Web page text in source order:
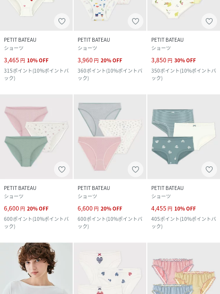
PETIT BATEAU
ショーツ
3,465 円 10%OFF
315ポイント(10%ポイントバ
ック)
PETIT BATEAU
ショーツ
3,960 円 20%OFF
360ポイント(10%ポイントバ
ック)
PETIT BATEAU
ショーツ
3,850 円 30%OFF
350ポイント(10%ポイントバ
ック)
PETIT BATEAU
ショーツ
6,600 円 20%OFF
600ポイント(10%ポイントバ
ック)
PETIT BATEAU
ショーツ
6,600 円 20%OFF
600ポイント(10%ポイントバ
ック)
PETIT BATEAU
ショーツ
4,455 円 10%OFF
405ポイント(10%ポイントバ
ック)